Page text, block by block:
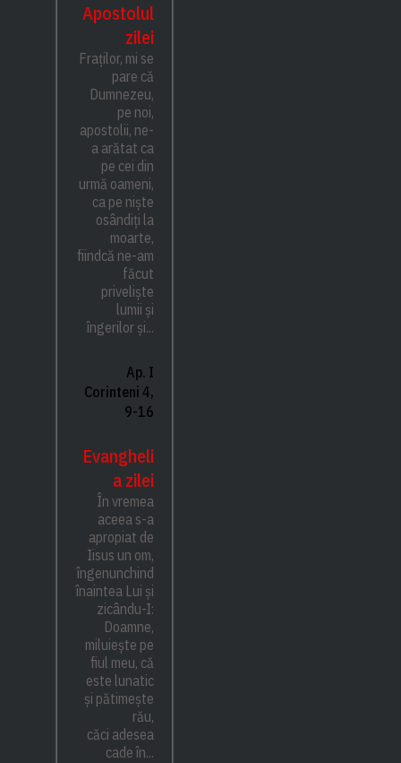
Apostolul
zilei
Fraților, mi se
pare că
Dumnezeu,
pe noi,
apostolii, ne-
a arătat ca
pe cei din
urmă oameni,
ca pe niște
osândiți la
moarte,
fiindcă ne-am
făcut
priveliște
lumii și
îngerilor și...
Ap. I
Corinteni 4,
9-16
Evangheli
a zilei
În vremea
aceea s-a
apropiat de
Iisus un om,
îngenunchind
înaintea Lui și
zicându-I:
Doamne,
miluiește pe
fiul meu, că
este lunatic
și pătimește
rău,
căci adesea
cade în...